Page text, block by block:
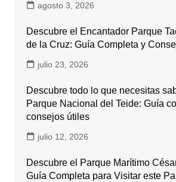
agosto 3, 2026
Descubre el Encantador Parque
de la Cruz: Guía Completa y
julio 23, 2026
Descubre todo lo que necesitas
Parque Nacional del Teide: Guía
consejos útiles
julio 12, 2026
Descubre el Parque Marítimo
Guía Completa para Visitar este